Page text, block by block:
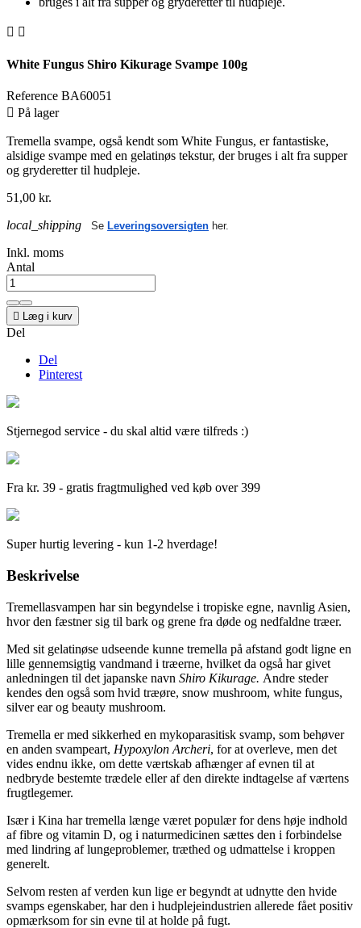
 
White Fungus Shiro Kikurage Svampe 100g
Reference BA60051
 På lager
Tremella svampe, også kendt som White Fungus, er fantastiske,
alsidige svampe med en gelatinøs tekstur, der bruges i alt fra supper
og gryderetter til hudpleje.
51,00 kr.
local_shipping
Se Leveringsoversigten her.
Inkl. moms
Antal
 Læg i kurv
Del
Del
Pinterest
Stjernegod service - du skal altid være tilfreds :)
Fra kr. 39 - gratis fragtmulighed ved køb over 399
Super hurtig levering - kun 1-2 hverdage!
Beskrivelse
Tremellasvampen har sin begyndelse i tropiske egne, navnlig Asien,
hvor den fæstner sig til bark og grene fra døde og nedfaldne træer.
Med sit gelatinøse udseende kunne tremella på afstand godt ligne en
lille gennemsigtig vandmand i træerne, hvilket da også har givet
anledningen til det japanske navn Shiro Kikurage. Andre steder
kendes den også som hvid træøre, snow mushroom, white fungus,
silver ear og beauty mushroom.
Tremella er med sikkerhed en mykoparasitisk svamp, som behøver
en anden svampeart, Hypoxylon Archeri, for at overleve, men det
vides endnu ikke, om dette værtskab afhænger af evnen til at
nedbryde bestemte trædele eller af den direkte indtagelse af værtens
frugtlegemer.
Især i Kina har tremella længe været populær for dens høje indhold
af fibre og vitamin D, og i naturmedicinen sættes den i forbindelse
med lindring af lungeproblemer, træthed og udmattelse i kroppen
generelt.
Selvom resten af verden kun lige er begyndt at udnytte den hvide
svamps egenskaber, har den i hudplejeindustrien allerede fået positiv
opmærksom for sin evne til at holde på fugt.